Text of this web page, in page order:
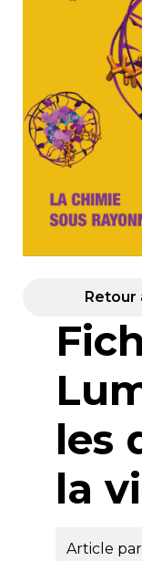
Retour
les
la
Article